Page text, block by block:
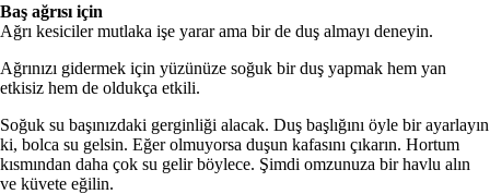
Baş ağrısı için
Ağrı kesiciler mutlaka işe yarar ama bir de duş almayı deneyin.
Ağrınızı gidermek için yüzünüze soğuk bir duş yapmak hem yan
etkisiz hem de oldukça etkili.
Soğuk su başınızdaki gerginliği alacak. Duş başlığını öyle bir ayarlayın
ki, bolca su gelsin. Eğer olmuyorsa duşun kafasını çıkarın. Hortum
kısmından daha çok su gelir böylece. Şimdi omzunuza bir havlu alın
ve küvete eğilin.